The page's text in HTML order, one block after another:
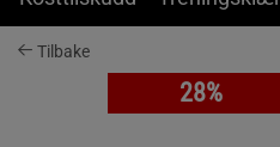
Tilbake
28%